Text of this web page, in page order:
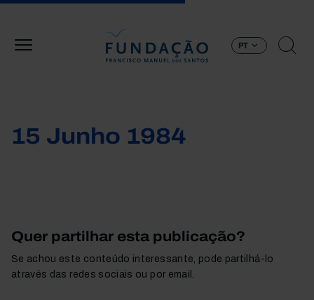
PT
15 Junho 1984
Quer partilhar esta publicação?
Se achou este conteúdo interessante, pode partilhá-lo
através das redes sociais ou por email.